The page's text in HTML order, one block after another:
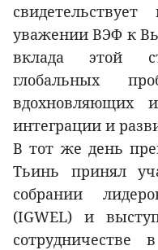
уважении ВЭФ к
вклада этой
глобальных
вдохновляющих
интеграции и
В тот же день
Тьинь принял
собрании
(IGWEL) и
сотрудничестве